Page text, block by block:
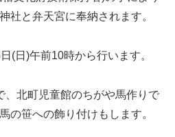
社と弁天宮に奉納されます。
(日)午前10時から行います。
、北町児童館のちがや馬作りで
の笹への飾り付けもします。